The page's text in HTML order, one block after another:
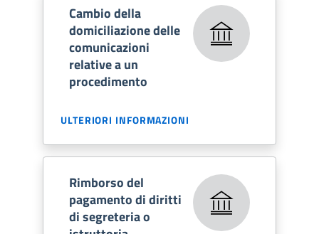
Cambio della
domiciliazione delle
comunicazioni
relative a un
procedimento
ULTERIORI INFORMAZIONI
Rimborso del
pagamento di diritti
di segreteria o